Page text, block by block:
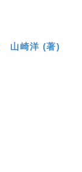
山崎洋 (著)